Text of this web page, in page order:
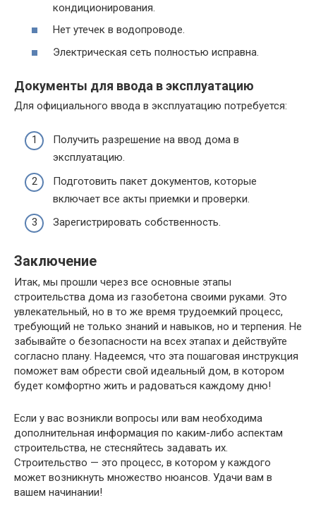
кондиционирования.
Нет утечек в водопроводе.
Электрическая сеть полностью исправна.
Документы для ввода в эксплуатацию
Для официального ввода в эксплуатацию потребуется:
Получить разрешение на ввод дома в
эксплуатацию.
Подготовить пакет документов, которые
включает все акты приемки и проверки.
Зарегистрировать собственность.
Заключение
Итак, мы прошли через все основные этапы
строительства дома из газобетона своими руками. Это
увлекательный, но в то же время трудоемкий процесс,
требующий не только знаний и навыков, но и терпения. Не
забывайте о безопасности на всех этапах и действуйте
согласно плану. Надеемся, что эта пошаговая инструкция
поможет вам обрести свой идеальный дом, в котором
будет комфортно жить и радоваться каждому дню!
Если у вас возникли вопросы или вам необходима
дополнительная информация по каким-либо аспектам
строительства, не стесняйтесь задавать их.
Строительство — это процесс, в котором у каждого
может возникнуть множество нюансов. Удачи вам в
вашем начинании!